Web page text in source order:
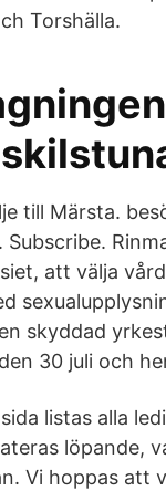
Torshälla.
till Märsta.
att välja
skyddad
30 juli och
listas alla
löpande,
Vi hoppas att